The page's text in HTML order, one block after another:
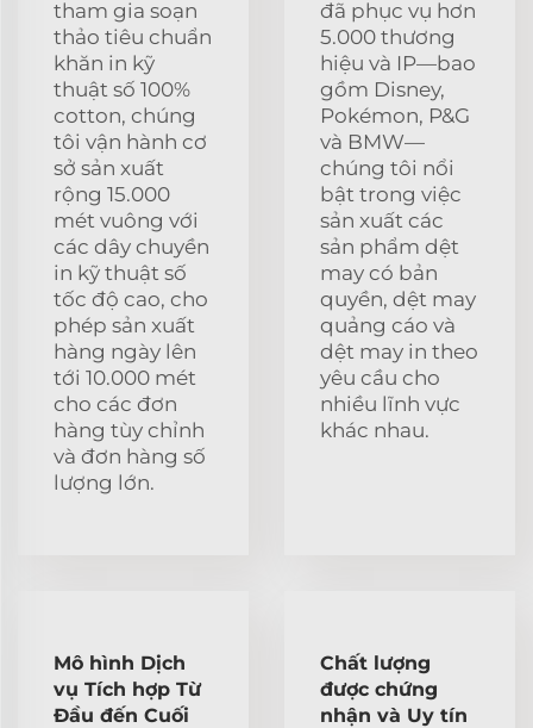
tham gia soạn
thảo tiêu chuẩn
khăn in kỹ
thuật số 100%
cotton, chúng
tôi vận hành cơ
sở sản xuất
rộng 15.000
mét vuông với
các dây chuyền
in kỹ thuật số
tốc độ cao, cho
phép sản xuất
hàng ngày lên
tới 10.000 mét
cho các đơn
hàng tùy chỉnh
và đơn hàng số
lượng lớn.
đã phục vụ hơn
5.000 thương
hiệu và IP—bao
gồm Disney,
Pokémon, P&G
và BMW—
chúng tôi nổi
bật trong việc
sản xuất các
sản phẩm dệt
may có bản
quyền, dệt may
quảng cáo và
dệt may in theo
yêu cầu cho
nhiều lĩnh vực
khác nhau.
Mô hình Dịch
vụ Tích hợp Từ
Đầu đến Cuối
Chất lượng
được chứng
nhận và Uy tín